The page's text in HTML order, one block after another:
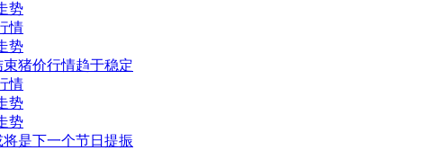
势
情
势
猪价行情趋于稳定
情
势
势
是下一个节日提振